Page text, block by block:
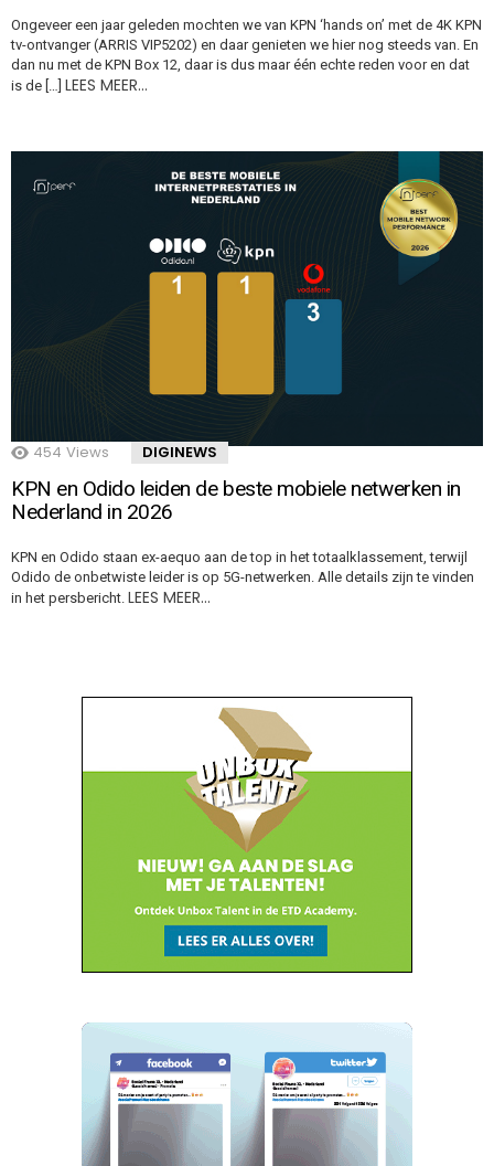
Ongeveer een jaar geleden mochten we van KPN ‘hands on’ met de 4K KPN
tv-ontvanger (ARRIS VIP5202) en daar genieten we hier nog steeds van. En
dan nu met de KPN Box 12, daar is dus maar één echte reden voor en dat
is de […] LEES MEER…
454 Views DIGINEWS
KPN en Odido leiden de beste mobiele netwerken in
Nederland in 2026
KPN en Odido staan ex-aequo aan de top in het totaalklassement, terwijl
Odido de onbetwiste leider is op 5G-netwerken. Alle details zijn te vinden
in het persbericht. LEES MEER…